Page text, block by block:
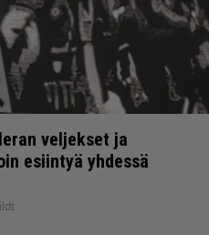
veljekset ja
esiintyä yhdessä